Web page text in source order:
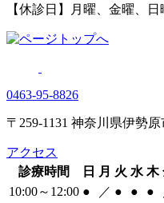
【休診日】月曜、金曜、日
0463‐95‐8826
〒259-1131 神奈川県伊勢
アクセス
診療時間
日 月 火 水 木
10:00～12:00 ● ／ ● ● ●